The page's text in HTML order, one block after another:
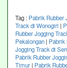
Tag : Pabrik Rubber
Track di Wonogiri |
Rubber Jogging
Pekalongan | Pabrik
Jogging Track di
Pabrik Rubber
Timur | Pabrik